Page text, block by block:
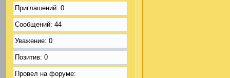
Приглашений: 0
Сообщений: 44
Уважение: 0
Позитив: 0
Провел на форуме: